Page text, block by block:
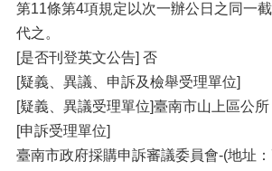
第11條第4項規定以次一辦公日之同一
代之。
[是否刊登英文公告] 否
[疑義、異議、申訴及檢舉受理單位]
[疑義、異議受理單位]臺南市山上區公所
[申訴受理單位]
臺南市政府採購申訴審議委員會-(地址